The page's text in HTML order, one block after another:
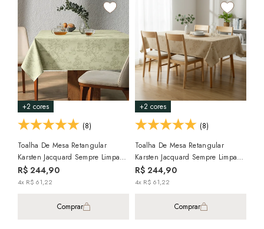
+2 cores
(8)
Toalha De Mesa Retangular
Karsten Jacquard Sempre Limpa
Grazia 12 Lugares 1,60m X
3,20m
R$ 244,90
4x R$ 61,22
Comprar
+2 cores
(8)
Toalha De Mesa Retangular
Karsten Jacquard Sempre Limpa
Roman 12 Lugares 1,60m X
3,20m
R$ 244,90
4x R$ 61,22
Comprar